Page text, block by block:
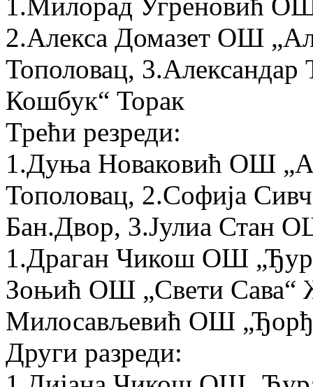
2.Алекса Домазет ОШ
Тополовац,
Кошбук“ Торак
Трећи резреди:
1.Дуња Новаковић ОШ
Тополовац, 2.Софија
Бан.Двор, 3.Јулиа Стан
1.Драган Чикош ОШ
Зоњић ОШ „Свети Сава“
Милосављевић ОШ
Други разреди: